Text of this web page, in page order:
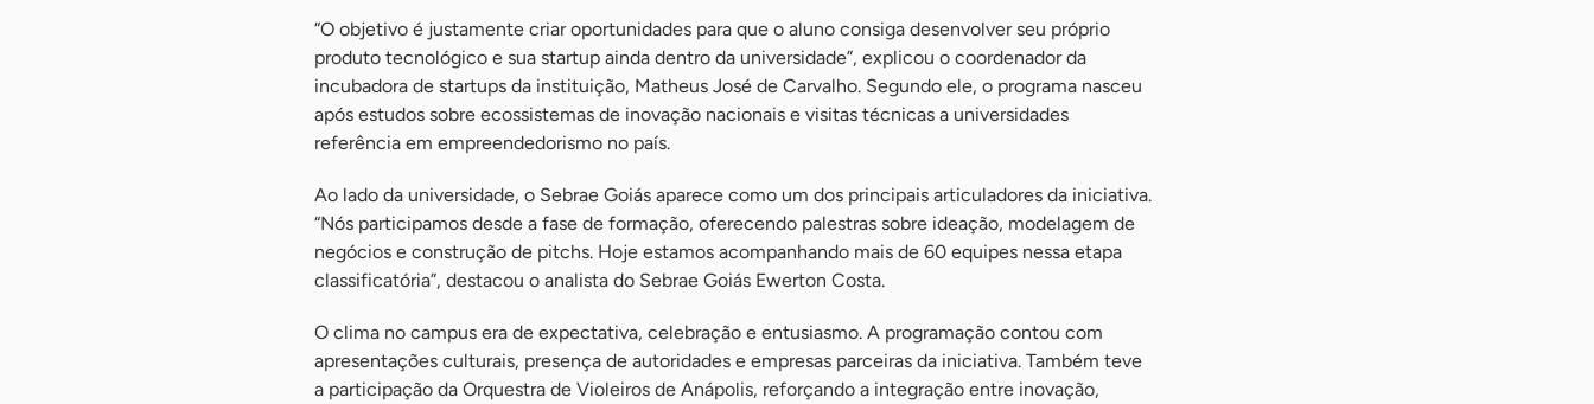
“O objetivo é justamente criar oportunidades para que o aluno consiga desenvolver seu próprio
produto tecnológico e sua startup ainda dentro da universidade”, explicou o coordenador da
incubadora de startups da instituição, Matheus José de Carvalho. Segundo ele, o programa nasceu
após estudos sobre ecossistemas de inovação nacionais e visitas técnicas a universidades
referência em empreendedorismo no país.
Ao lado da universidade, o Sebrae Goiás aparece como um dos principais articuladores da iniciativa.
“Nós participamos desde a fase de formação, oferecendo palestras sobre ideação, modelagem de
negócios e construção de pitchs. Hoje estamos acompanhando mais de 60 equipes nessa etapa
classificatória”, destacou o analista do Sebrae Goiás Ewerton Costa.
O clima no campus era de expectativa, celebração e entusiasmo. A programação contou com
apresentações culturais, presença de autoridades e empresas parceiras da iniciativa. Também teve
a participação da Orquestra de Violeiros de Anápolis, reforçando a integração entre inovação,